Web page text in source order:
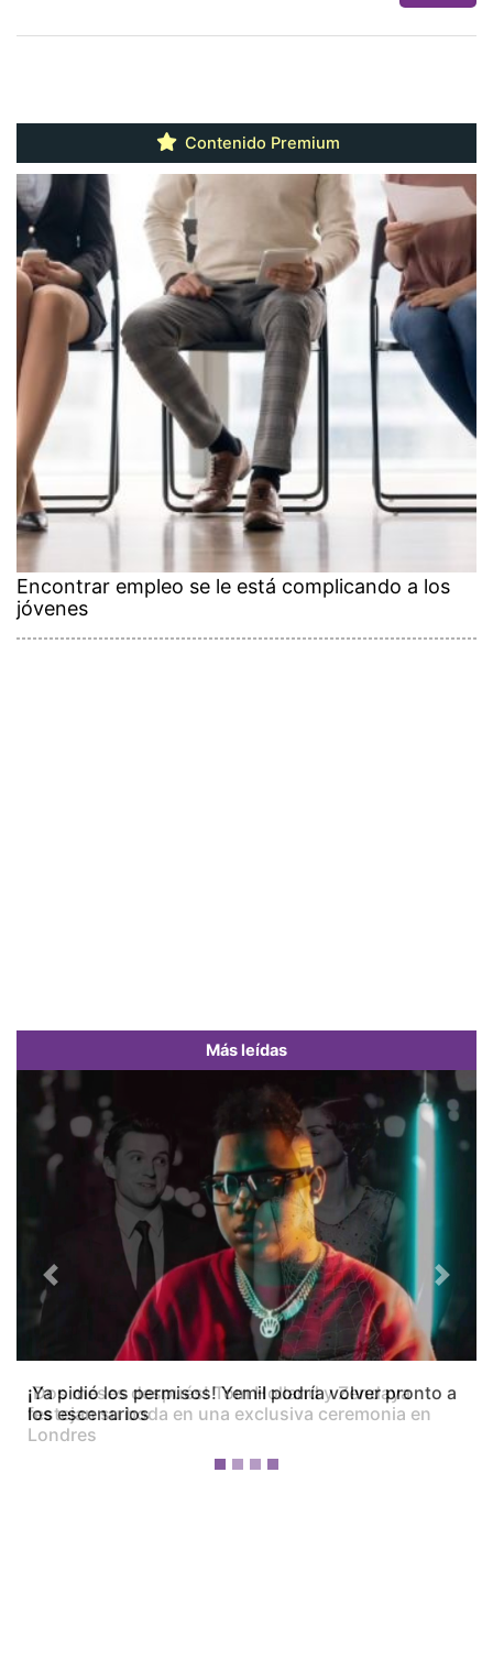
Contenido Premium
Encontrar empleo se le está complicando a los
jóvenes
Más leídas
¡Dos meses después! Tom Holland y Zendaya
festejan su boda en una exclusiva ceremonia en
Londres
Previous Next